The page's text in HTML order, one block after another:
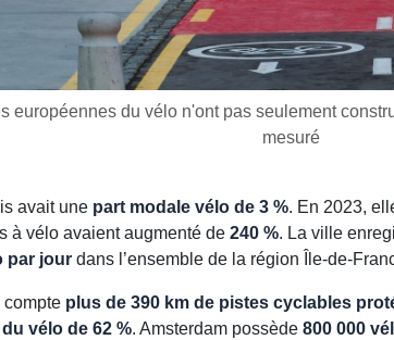
européennes du vélo n'ont pas seulement
mesuré
avait une part modale vélo de 3 %. En 2023,
à vélo avaient augmenté de 240 %. La ville
par jourdans l’ensemble de la région Île-de-
plus de 390 km de pistes cyclables
vélo de 62 %. Amsterdam possède 800 000